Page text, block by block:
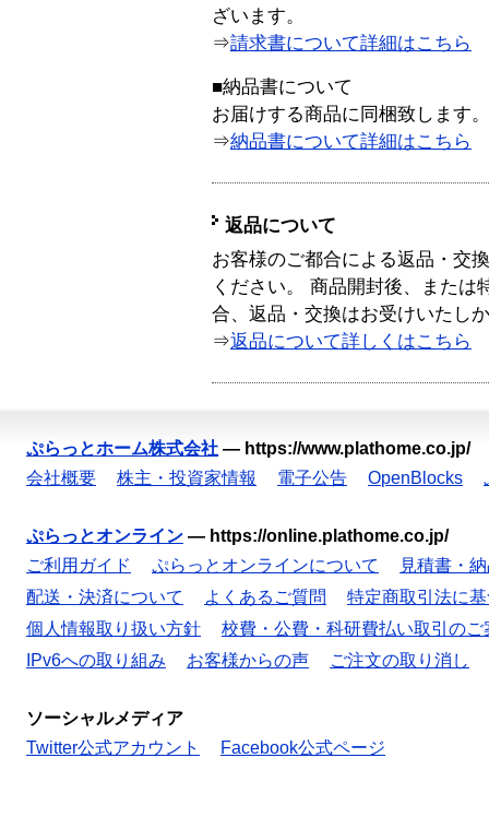
ざいます。
⇒請求書について詳細はこちら
■納品書について
お届けする商品に同梱致します。
⇒納品書について詳細はこちら
返品について
お客様のご都合による返品・交
ください。 商品開封後、または
合、返品・交換はお受けいたし
⇒返品について詳しくはこちら
ぷらっとホーム株式会社 — https://www.plathome.co.jp/
会社概要
株主・投資家情報 電子公告 OpenBlocks
ぷらっとオンライン — https://online.plathome.co.jp/
ご利用ガイド
ぷらっとオンラインについて
見積書・
配送・決済について
よくあるご質問
特定商取引法に
個人情報取り扱い方針
校費・公費・科研費払い取引のご
IPv6への取り組み
お客様からの声 ご注文の取り消し
ソーシャルメディア
Twitter公式アカウント
Facebook公式ページ